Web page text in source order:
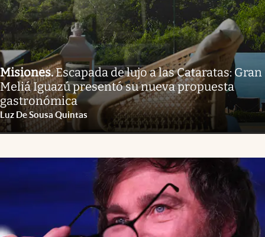
Misiones.Escapada de lujo a las Cataratas: Gran
Meliá Iguazú presentó su nueva propuesta
gastronómica
Luz De Sousa Quintas